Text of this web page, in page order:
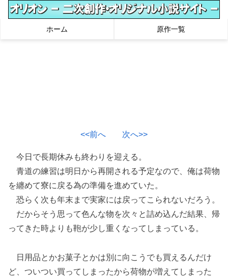
ホーム 原作一覧
<<前へ 次へ>>
今日で長期休みも終わりを迎える。
青道の練習は明日から再開される予定なので、俺は荷物
を纏めて寮に戻る為の準備を進めていた。
恐らく次も年末まで実家には戻ってこられないだろう。
だからそう思って色んな物を次々と詰め込んだ結果、帰
ってきた時よりも鞄が少し重くなってしまっている。
日用品とかお菓子とかは別に向こうでも買えるんだけ
ど、ついつい買ってしまったから荷物が増えてしまった